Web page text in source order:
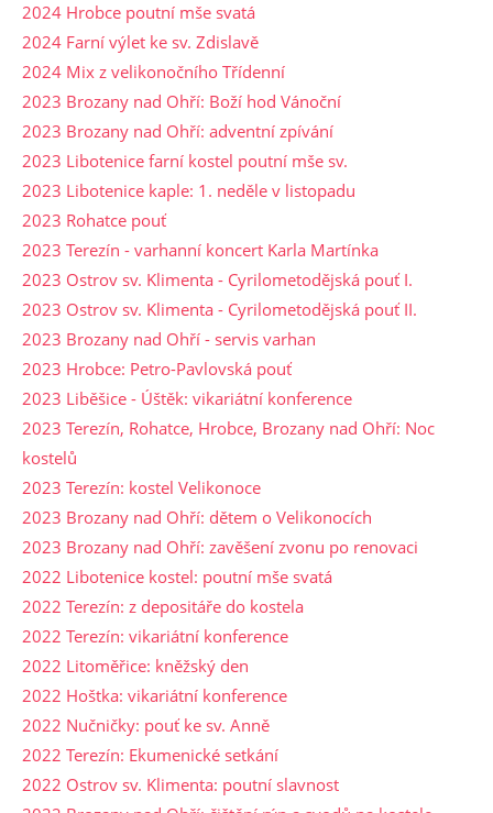
2024 Hrobce poutní mše svatá
2024 Farní výlet ke sv. Zdislavě
2024 Mix z velikonočního Třídenní
2023 Brozany nad Ohří: Boží hod Vánoční
2023 Brozany nad Ohří: adventní zpívání
2023 Libotenice farní kostel poutní mše sv.
2023 Libotenice kaple: 1. neděle v listopadu
2023 Rohatce pouť
2023 Terezín - varhanní koncert Karla Martínka
2023 Ostrov sv. Klimenta - Cyrilometodějská pouť I.
2023 Ostrov sv. Klimenta - Cyrilometodějská pouť II.
2023 Brozany nad Ohří - servis varhan
2023 Hrobce: Petro-Pavlovská pouť
2023 Liběšice - Úštěk: vikariátní konference
2023 Terezín, Rohatce, Hrobce, Brozany nad Ohří: Noc
kostelů
2023 Terezín: kostel Velikonoce
2023 Brozany nad Ohří: dětem o Velikonocích
2023 Brozany nad Ohří: zavěšení zvonu po renovaci
2022 Libotenice kostel: poutní mše svatá
2022 Terezín: z depositáře do kostela
2022 Terezín: vikariátní konference
2022 Litoměřice: kněžský den
2022 Hoštka: vikariátní konference
2022 Nučničky: pouť ke sv. Anně
2022 Terezín: Ekumenické setkání
2022 Ostrov sv. Klimenta: poutní slavnost